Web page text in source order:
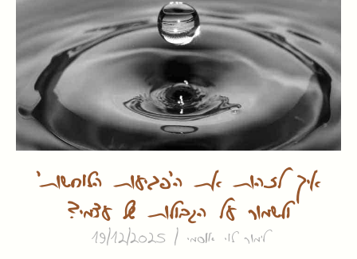
איך לזהות את ה'פגיעות הלוחשות'
ולשמור על הגבולות של עצמי?
לימור לוי אוסמי